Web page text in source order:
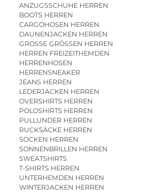
ANZUGSSCHUHE HERREN
BOOTS HERREN
CARGOHOSEN HERREN
DAUNENJACKEN HERREN
GROSSE GRÖSSEN HERREN
HERREN FREIZEITHEMDEN
HERRENHOSEN
HERRENSNEAKER
JEANS HERREN
LEDERJACKEN HERREN
OVERSHIRTS HERREN
POLOSHIRTS HERREN
PULLUNDER HERREN
RUCKSÄCKE HERREN
SOCKEN HERREN
SONNENBRILLEN HERREN
SWEATSHIRTS
T-SHIRTS HERREN
UNTERHEMDEN HERREN
WINTERJACKEN HERREN